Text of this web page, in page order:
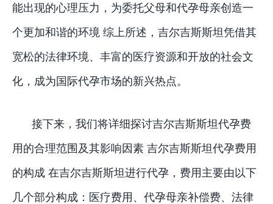
能出现的心理压力，为委托父母和代孕母亲创造一
个更加和谐的环境 综上所述，吉尔吉斯斯坦凭借其
宽松的法律环境、丰富的医疗资源和开放的社会文
化，成为国际代孕市场的新兴热点。
接下来，我们将详细探讨吉尔吉斯斯坦代孕费
用的合理范围及其影响因素 吉尔吉斯斯坦代孕费用
的构成 在吉尔吉斯斯坦进行代孕，费用主要由以下
几个部分构成：医疗费用、代孕母亲补偿费、法律